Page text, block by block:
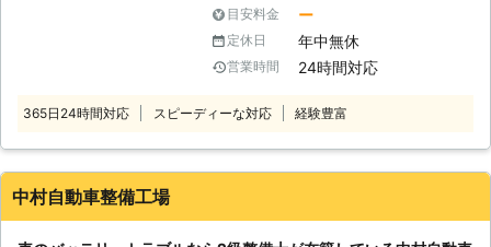
くださいませ。連絡後、弊社スタッフ
がお客様の元へ駆けつけて車のバッテ
リーを充電させていただきます。
まったり、ライトが付かなくなったり
してしまいます。その原因は、車のバ
ッテリーが上がってしまったからかも
がった時は「株式会社SRT」におまか
目安料金 ー
定休日 年中無休
営業時間 24時間対応
365日24時間対応 スピーディーな対応 経験豊富
中村自動車整備工場